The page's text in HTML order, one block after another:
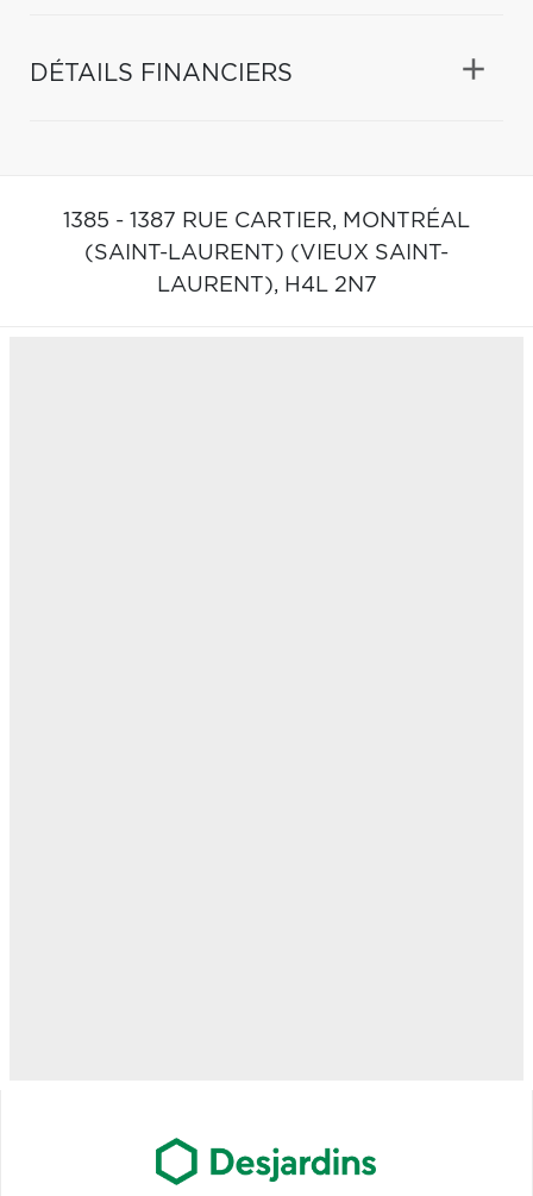
DÉTAILS FINANCIERS
1385 - 1387 RUE CARTIER, MONTRÉAL
(SAINT-LAURENT) (VIEUX SAINT-
LAURENT), H4L 2N7